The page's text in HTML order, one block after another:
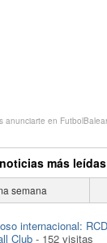
anunciarte en
más leídas
semana
internacional:
Club - 152 visitas